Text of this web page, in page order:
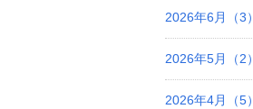
2026年6月（3）
2026年5月（2）
2026年4月（5）